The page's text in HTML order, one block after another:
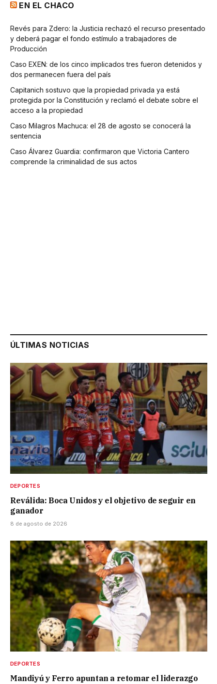
EN EL CHACO
Revés para Zdero: la Justicia rechazó el recurso presentado
y deberá pagar el fondo estímulo a trabajadores de
Producción
Caso EXEN: de los cinco implicados tres fueron detenidos y
dos permanecen fuera del país
Capitanich sostuvo que la propiedad privada ya está
protegida por la Constitución y reclamó el debate sobre el
acceso a la propiedad
Caso Milagros Machuca: el 28 de agosto se conocerá la
sentencia
Caso Álvarez Guardia: confirmaron que Victoria Cantero
comprende la criminalidad de sus actos
ÚLTIMAS NOTICIAS
DEPORTES
Reválida: Boca Unidos y el objetivo de seguir en
ganador
8 de agosto de 2026
DEPORTES
Mandiyú y Ferro apuntan a retomar el liderazgo